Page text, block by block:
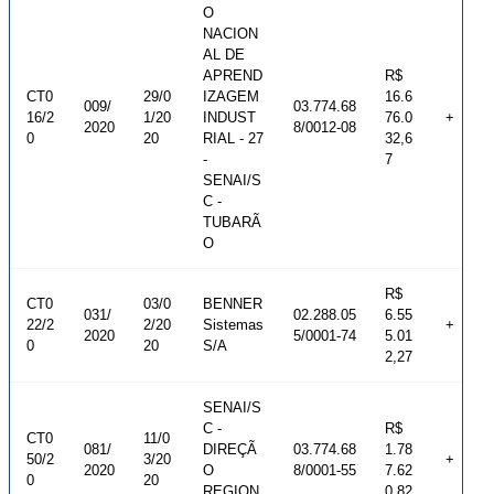
CT0
16/2
0
009/
2020
29/0
1/20
20
O
NACION
AL DE
APREND
IZAGEM
INDUST
RIAL - 27
-
SENAI/S
C -
TUBARÃ
O
03.774.68
8/0012-08
R$
16.6
76.0
32,6
7
+
CT0
22/2
0
031/
2020
03/0
2/20
20
BENNER
Sistemas
S/A
02.288.05
5/0001-74
R$
6.55
5.01
2,27
+
CT0
50/2
0
081/
2020
11/0
3/20
20
SENAI/S
C -
DIREÇÃ
O
03.774.68
8/0001-55
R$
1.78
7.62
+